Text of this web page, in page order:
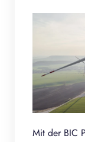
Mit der BIC